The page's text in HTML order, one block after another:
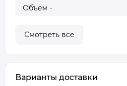
Объем -
Смотреть все
Варианты доставки